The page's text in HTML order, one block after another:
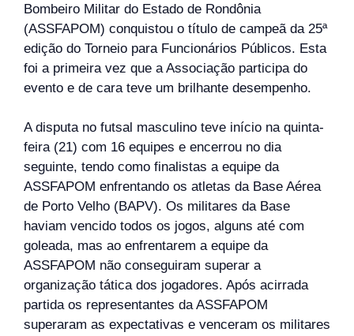
Bombeiro Militar do Estado de Rondônia
(ASSFAPOM) conquistou o título de campeã da 25ª
edição do Torneio para Funcionários Públicos. Esta
foi a primeira vez que a Associação participa do
evento e de cara teve um brilhante desempenho.
A disputa no futsal masculino teve início na quinta-
feira (21) com 16 equipes e encerrou no dia
seguinte, tendo como finalistas a equipe da
ASSFAPOM enfrentando os atletas da Base Aérea
de Porto Velho (BAPV). Os militares da Base
haviam vencido todos os jogos, alguns até com
goleada, mas ao enfrentarem a equipe da
ASSFAPOM não conseguiram superar a
organização tática dos jogadores. Após acirrada
partida os representantes da ASSFAPOM
superaram as expectativas e venceram os militares